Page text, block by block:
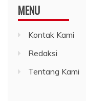
MENU
Kontak Kami
Redaksi
Tentang Kami